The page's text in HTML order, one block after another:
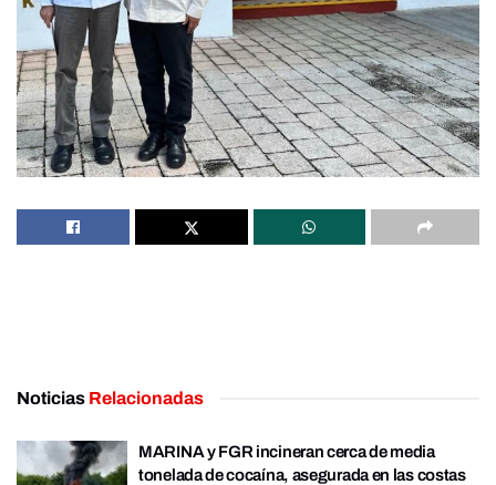
Noticias Relacionadas
MARINA y FGR incineran cerca de media
tonelada de cocaína, asegurada en las costas